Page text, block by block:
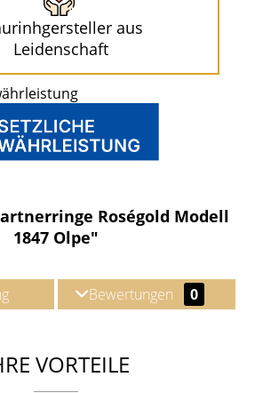
aus
Leidenschaft
Roségold Modell
1847 Olpe"
Bewertungen 0
VORTEILE